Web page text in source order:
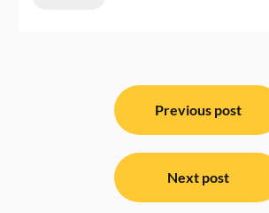
Previous post
Next post